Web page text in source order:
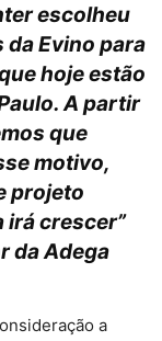
escolheu
Evino para
hoje estão
A partir
que
motivo,
projeto
irá crescer”
da Adega
a